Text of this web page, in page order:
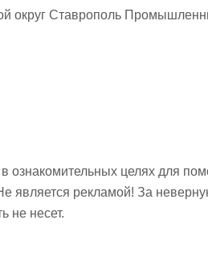
округ Ставрополь
ознакомительных целях для
является рекламой! За
не несет.